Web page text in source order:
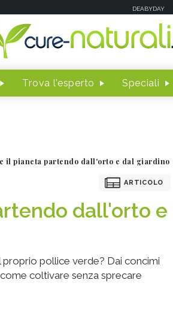
DEABYDAY
Trova l'esperto Speciali
il pianeta partendo dall'orto e dal giardino
ARTICOLO
dall'orto e
proprio pollice verde? Dai concimi
coltivare senza sprecare